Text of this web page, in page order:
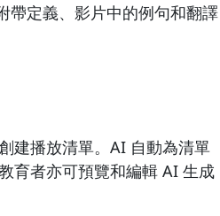
帶定義、影片中的例句和翻譯
建播放清單。AI 自動為清單
育者亦可預覽和編輯 AI 生成